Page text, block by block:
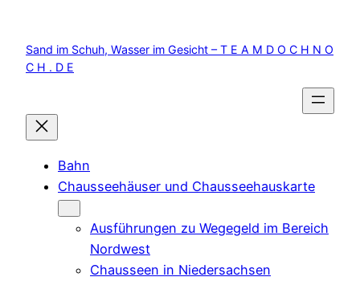
springen
Sand im Schuh, Wasser im Gesicht – T E A M D O C H N O
C H . D E
Bahn
Chausseehäuser und Chausseehauskarte
Ausführungen zu Wegegeld im Bereich
Nordwest
Chausseen in Niedersachsen